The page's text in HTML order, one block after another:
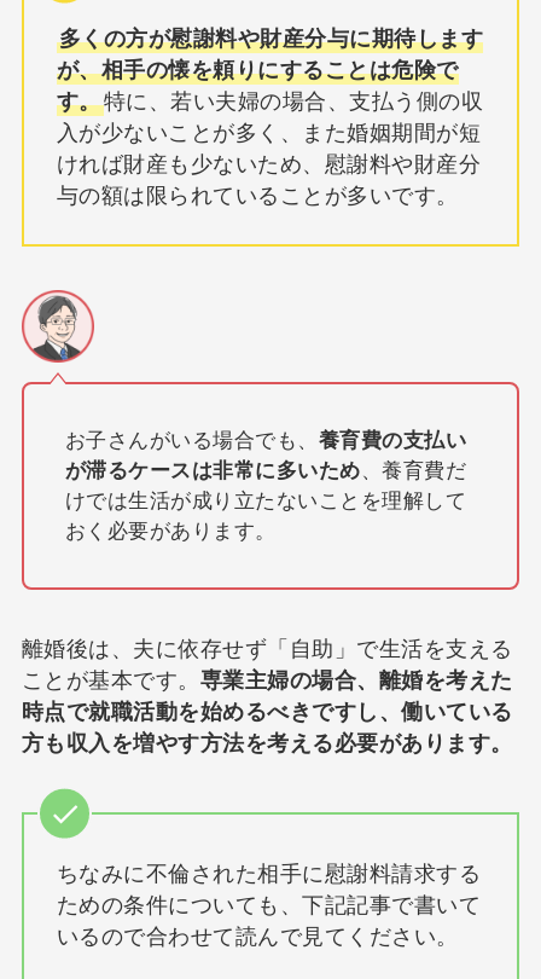
多くの方が慰謝料や財産分与に期待します
が、相手の懐を頼りにすることは危険で
す。特に、若い夫婦の場合、支払う側の収
入が少ないことが多く、また婚姻期間が短
ければ財産も少ないため、慰謝料や財産分
与の額は限られていることが多いです。
お子さんがいる場合でも、 養育費の支払い
が滞るケースは非常に多いため、養育費だ
けでは生活が成り立たないことを理解して
おく必要があります。
離婚後は、夫に依存せず「自助」で生活を支える
ことが基本です。 専業主婦の場合、離婚を考えた
時点で就職活動を始めるべきですし、働いている
方も収入を増やす方法を考える必要があります。
ちなみに不倫された相手に慰謝料請求する
ための条件についても、下記記事で書いて
いるので合わせて読んで見てください。